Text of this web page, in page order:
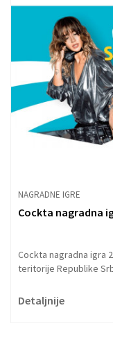
NAGRADNE IGRE
Cockta nagradna
Cockta nagradna igra
teritorije Republike
Apple iPhone 12
bežične slušalice 7 x
Detaljnije